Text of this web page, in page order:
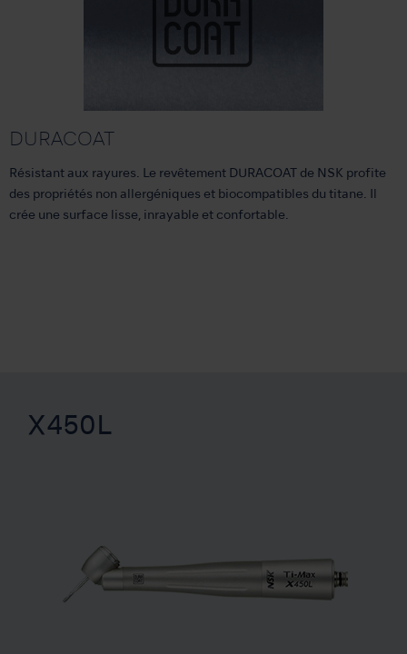
DURACOAT
Résistant aux rayures. Le revêtement DURACOAT de NSK profite
des propriétés non allergéniques et biocompatibles du titane. Il
crée une surface lisse, inrayable et confortable.
X450L